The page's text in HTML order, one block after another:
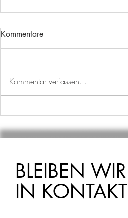
Kommentare
Kommentar verfassen...
BLEIBEN WIR
IN KONTAKT